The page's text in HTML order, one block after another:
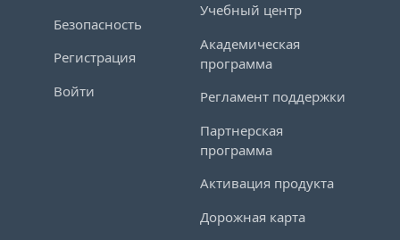
Безопасность
Регистрация
Войти
Учебный центр
Академическая
программа
Регламент поддержки
Партнерская
программа
Активация продукта
Дорожная карта